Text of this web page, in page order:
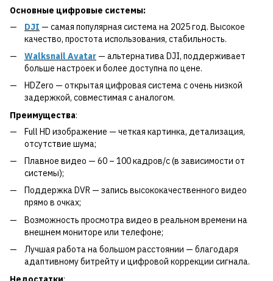
Основные цифровые системы:
DJI — самая популярная система на 2025 год. Высокое
качество, простота использования, стабильность.
Walksnail Avatar — альтернатива DJI, поддерживает
больше настроек и более доступна по цене.
HDZero — открытая цифровая система с очень низкой
задержкой, совместимая с аналогом.
Преимущества:
Full HD изображение — четкая картинка, детализация,
отсутствие шума;
Плавное видео — 60 – 100 кадров/с (в зависимости от
системы);
Поддержка DVR — запись высококачественного видео
прямо в очках;
Возможность просмотра видео в реальном времени на
внешнем мониторе или телефоне;
Лучшая работа на большом расстоянии — благодаря
адаптивному битрейту и цифровой коррекции сигнала.